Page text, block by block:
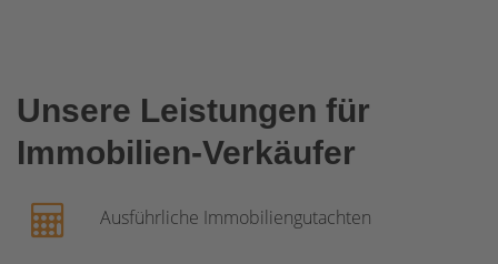
Unsere Leistungen für
Immobilien-Verkäufer
Ausführliche Immobiliengutachten